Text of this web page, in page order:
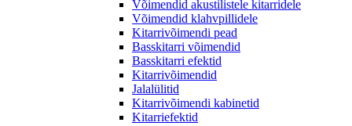
Võimendid akustilistele kitarridele
Võimendid klahvpillidele
Kitarrivõimendi pead
Basskitarri võimendid
Basskitarri efektid
Kitarrivõimendid
Jalalülitid
Kitarrivõimendi kabinetid
Kitarriefektid